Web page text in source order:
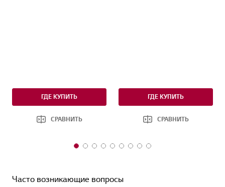
ГДЕ КУПИТЬ
СРАВНИТЬ
ГДЕ КУПИТЬ
СРАВНИТЬ
1
9
2
9
3
9
4
9
5
9
6
9
7 8 9
Часто возникающие вопросы